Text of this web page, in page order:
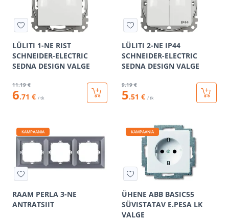
LÜLITI 1-NE RIST
SCHNEIDER-ELECTRIC
SEDNA DESIGN VALGE
11.19 €
6.71 € / tk
LÜLITI 2-NE IP44
SCHNEIDER-ELECTRIC
SEDNA DESIGN VALGE
9.19 €
5.51 € / tk
KAMPAANIA
RAAM PERLA 3-NE
ANTRATSIIT
KAMPAANIA
ÜHENE ABB BASIC55
SÜVISTATAV E.PESA LK
VALGE